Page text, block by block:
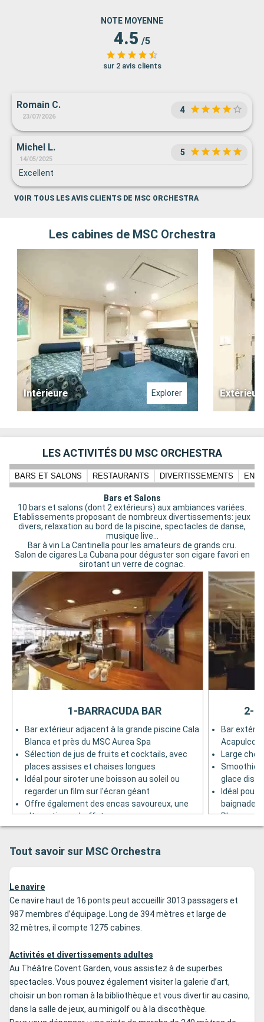
NOTE MOYENNE
4.5 /5
sur 2 avis clients
Romain C.
23/07/2026
4
Michel L.
14/05/2025
5
Excellent
VOIR TOUS LES AVIS CLIENTS DE MSC ORCHESTRA
Les cabines de MSC Orchestra
Intérieure Explorer
LES ACTIVITÉS DU MSC ORCHESTRA
BARS ET SALONS RESTAURANTS DIVERTISSEMENTS
Bars et Salons
10 bars et salons (dont 2 extérieurs) aux ambiances variées.
Etablissements proposant de nombreux divertissements: jeux
divers, relaxation au bord de la piscine, spectacles de danse,
musique live...
Bar à vin La Cantinella pour les amateurs de grands cru.
Salon de cigares La Cubana pour déguster son cigare favori en
sirotant un verre de cognac.
Bar extérieur adjacent à la grande piscine Cala
Blanca et près du MSC Aurea Spa
Sélection de jus de fruits et cocktails, avec
places assises et chaises longues
Idéal pour siroter une boisson au soleil ou
regarder un film sur l'écran géant
Offre également des encas savoureux, une
alternative au buffet
Pont 13
1-BARRACUDA BAR
Bar
Acapulco
Large
Smoothies
glace
Idéal pour
baignade
Places
longues
2-
Tout savoir sur MSC Orchestra
Le navire
Ce navire haut de 16 ponts peut accueillir 3013 passagers et
987 membres d’équipage. Long de 394 mètres et large de
32 mètres, il compte 1275 cabines.
Activités et divertissements adultes
Au Théâtre Covent Garden, vous assistez à de superbes
spectacles. Vous pouvez également visiter la galerie d’art,
choisir un bon roman à la bibliothèque et vous divertir au casino,
dans la salle de jeux, au minigolf ou à la discothèque.